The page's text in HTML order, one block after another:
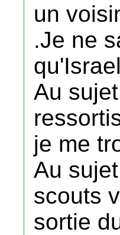
un
.Je ne
Au
je me
Au
scouts
sortie